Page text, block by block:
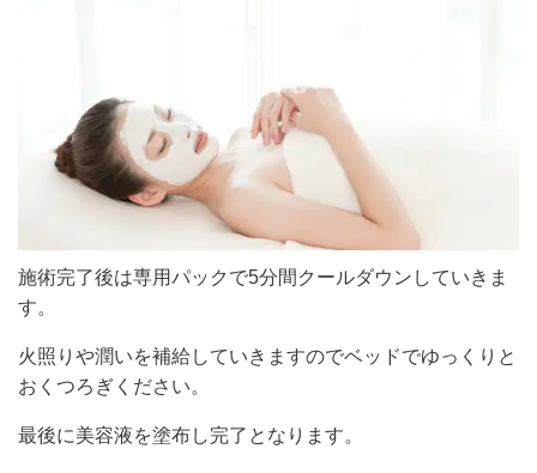
施術完了後は専用パックで5分間クールダウンしていきま
す。
火照りや潤いを補給していきますのでベッドでゆっくりと
おくつろぎください。
最後に美容液を塗布し完了となります。